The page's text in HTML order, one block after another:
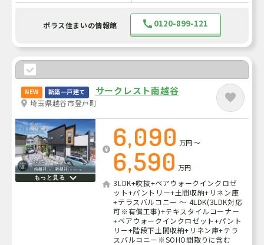
ポラス住まいの情報館 0120-899-121
NEW 新築一戸建て サークレスト南越谷
埼玉県越谷市登戸町
もっと見る
6,090 万円～
6,590 万円
3LDK+吹抜+ペアウォークインクロゼ
ット+パントリー+土間収納+リネン庫
+テラスバルコニー ～ 4LDK(3LDK対応
可※有償工事)+テキスタイルコーナー
+ペアウォークインクロゼット+パント
リー+階段下土間収納+リネン庫+テラ
スバルコニー※SOHO間取りに含む